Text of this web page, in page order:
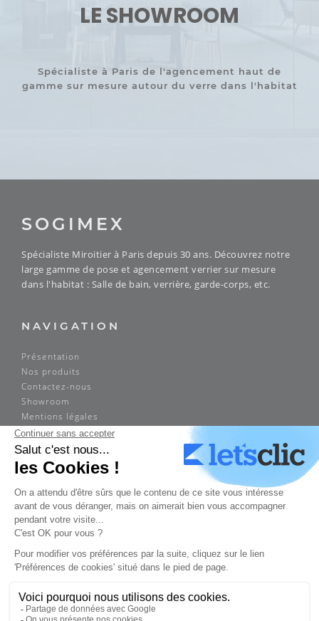
LE SHOWROOM
Spécialiste à Paris de l'agencement haut de
gamme sur mesure autour du verre dans l'habitat
SOGIMEX
Spécialiste Miroitier à Paris depuis 30 ans. Découvrez notre
large gamme de pose et agencement verrier sur mesure
dans l'habitat : Salle de bain, verrière, garde-corps, etc.
NAVIGATION
Présentation
Nos produits
Contactez-nous
Showroom
Mentions légales
ADRESSE
Sogimex
14 rue Louis Braille
75012 Paris
Tél. : 01 43 73 53 33
Fax : 01 43 73 52 22
sogimex.paris@orange.fr